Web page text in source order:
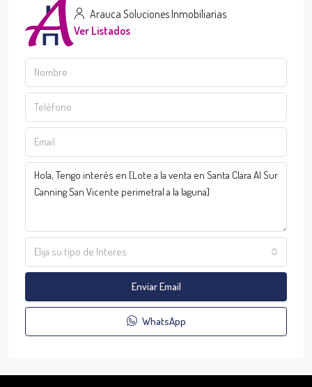
Arauca Soluciones Inmobiliarias
Ver Listados
Elija su tipo de Interes
Enviar Email
WhatsApp